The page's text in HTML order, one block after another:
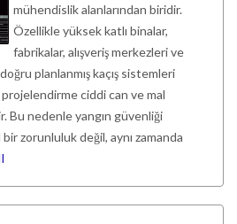
mühendislik alanlarından biridir.
Özellikle yüksek katlı binalar,
fabrikalar, alışveriş merkezleri ve
planlanmış kaçış sistemleri
projelendirme ciddi can ve mal
Bu nedenle yangın güvenliği
zorunluluk değil, aynı zamanda